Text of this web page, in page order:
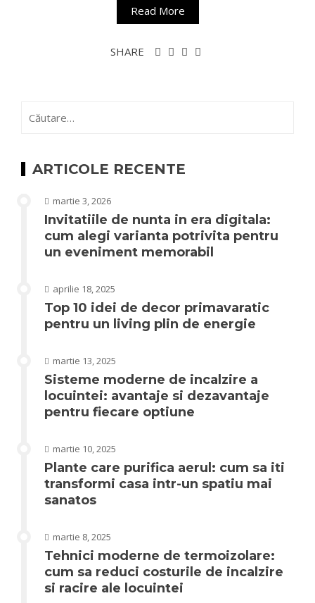
Read More
SHARE
după:
ARTICOLE RECENTE
martie 3, 2026
Invitatiile de nunta in era digitala:
cum alegi varianta potrivita pentru
un eveniment memorabil
aprilie 18, 2025
Top 10 idei de decor primavaratic
pentru un living plin de energie
martie 13, 2025
Sisteme moderne de incalzire a
locuintei: avantaje si dezavantaje
pentru fiecare optiune
martie 10, 2025
Plante care purifica aerul: cum sa iti
transformi casa intr-un spatiu mai
sanatos
martie 8, 2025
Tehnici moderne de termoizolare:
cum sa reduci costurile de incalzire
si racire ale locuintei